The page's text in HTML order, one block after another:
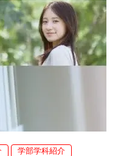
学部学科紹介